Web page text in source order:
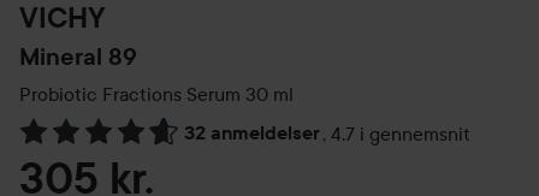
VICHY
Mineral 89
Probiotic Fractions Serum 30 ml
32 anmeldelser, 4.7 i gennemsnit
Gå til Anmeldelser & kommentarer
305 kr.